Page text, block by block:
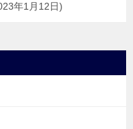
年1月12日